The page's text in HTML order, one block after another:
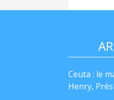
Ceuta : le
Henry,